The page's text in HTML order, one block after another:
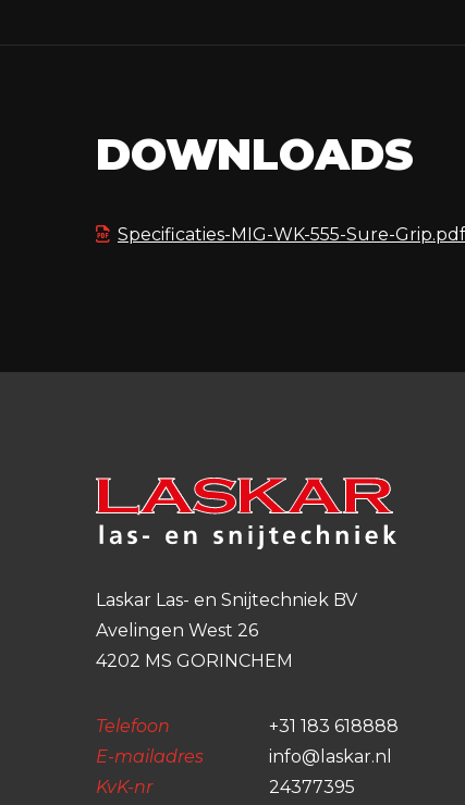
DOWNLOADS
Specificaties-MIG-WK-555-Sure-Grip.pdf
Laskar Las- en Snijtechniek BV
Avelingen West 26
4202 MS GORINCHEM
Telefoon
+31 183 618888
E-mailadres
info@laskar.nl
KvK-nr
24377395